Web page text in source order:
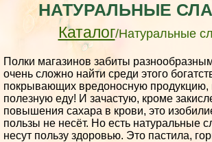
НАТУРАЛЬНЫЕ
Каталог/Натуральные
Полки магазинов забиты
очень сложно найти среди этого
покрывающих вредоносную продукцию,
полезную еду! И зачастую, кроме
повышения сахара в крови, это
пользы не несёт. Но есть натуральные
несут пользу здоровью. Это пастила,